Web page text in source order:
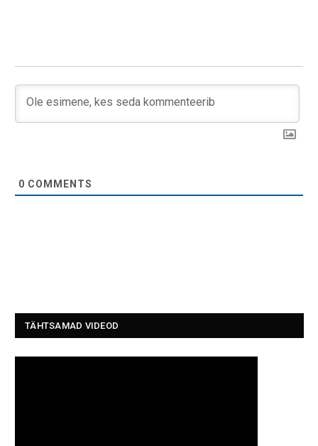
0 COMMENTS
TÄHTSAMAD VIDEOD